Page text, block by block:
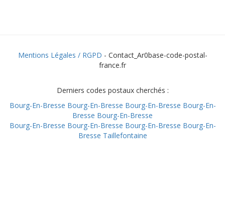
Mentions Légales / RGPD - Contact_Ar0base-code-postal-
france.fr
Derniers codes postaux cherchés :
Bourg-En-Bresse Bourg-En-Bresse Bourg-En-Bresse Bourg-En-
Bresse Bourg-En-Bresse
Bourg-En-Bresse Bourg-En-Bresse Bourg-En-Bresse Bourg-En-
Bresse Taillefontaine